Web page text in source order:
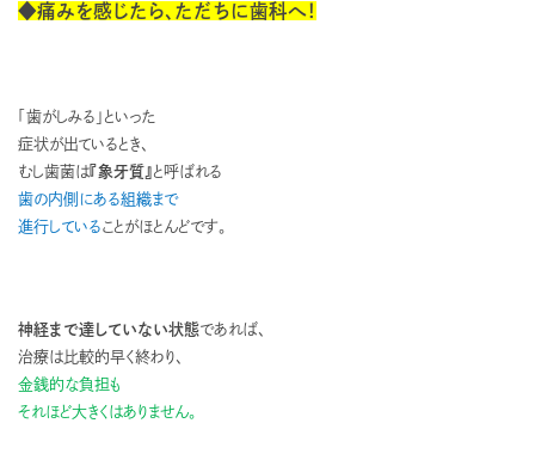
◆痛みを感じたら、ただちに歯科へ！
「歯がしみる」といった
症状が出ているとき、
むし歯菌は『象牙質』と呼ばれる
歯の内側にある組織まで
進行していることがほとんどです。
神経まで達していない状態であれば、
治療は比較的早く終わり、
金銭的な負担も
それほど大きくはありません。